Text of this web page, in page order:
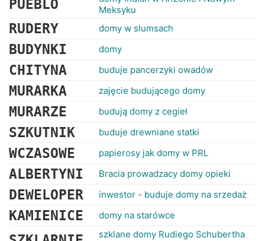
PUEBLO
Meksyku
RUDERY domy w slumsach
BUDYNKI domy
CHITYNA buduje pancerzyki owadów
MURARKA zajęcie budującego domy
MURARZE budują domy z cegieł
SZKUTNIK buduje drewniane statki
WCZASOWE papierosy jak domy w PRL
ALBERTYNI Bracia prowadzacy domy opieki
DEWELOPER inwestor - buduje domy na srzedaż
KAMIENICE domy na starówce
szklane domy Rudiego Schubertha